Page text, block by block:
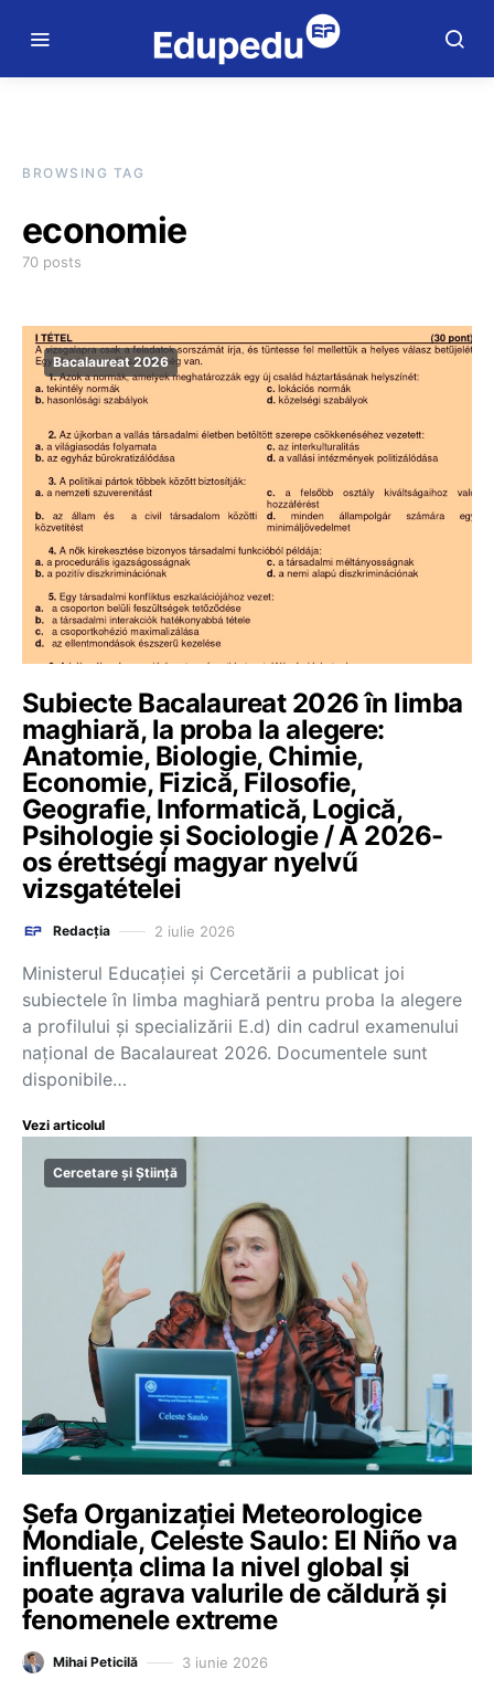
BROWSING TAG
economie
70 posts
Bacalaureat 2026
Subiecte Bacalaureat 2026 în limba
maghiară, la proba la alegere:
Anatomie, Biologie, Chimie,
Economie, Fizică, Filosofie,
Geografie, Informatică, Logică,
Psihologie și Sociologie / A 2026-
os érettségi magyar nyelvű
vizsgatételei
Redacția 2 iulie 2026
Ministerul Educației și Cercetării a publicat joi
subiectele în limba maghiară pentru proba la alegere
a profilului și specializării E.d) din cadrul examenului
național de Bacalaureat 2026. Documentele sunt
disponibile…
Vezi articolul
Cercetare și Știință
Șefa Organizației Meteorologice
Mondiale, Celeste Saulo: El Niño va
influența clima la nivel global și
poate agrava valurile de căldură și
fenomenele extreme
Mihai Peticilă 3 iunie 2026